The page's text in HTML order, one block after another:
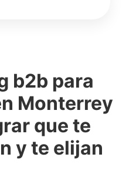
b2b para
Monterrey
que te
y te elijan